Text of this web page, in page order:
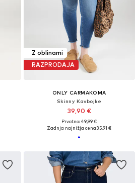
Z oblinami
RAZPRODAJA
ONLY CARMAKOMA
Skinny Kavbojke
39,90 €
Prvotno: 49,99 €
Zadnja najnižja cena35,91 €